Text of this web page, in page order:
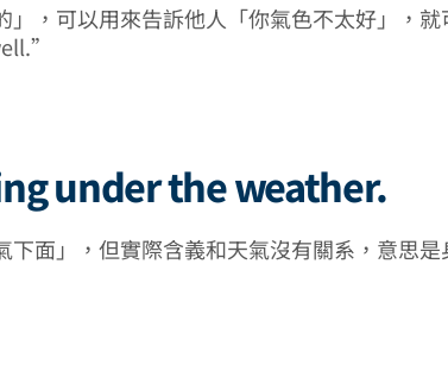
」，可以用來告訴他人「你氣色不太好」，就
under the weather.
下面」，但實際含義和天氣沒有關系，意思是